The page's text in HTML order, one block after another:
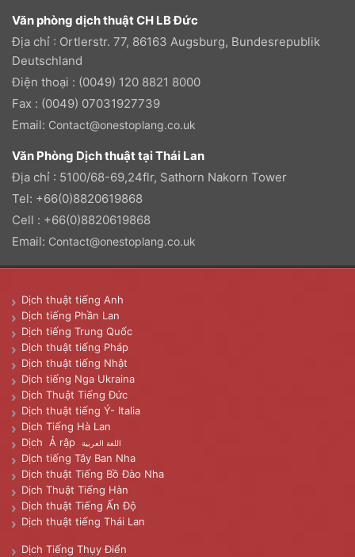
Văn phòng dịch thuật CH LB Đức
Địa chỉ : Ortlerstr. 77, 86163 Augsburg, Bundesrepublik
Deutschland
Điện thoại : (0049) 120 8821 8000
Fax : (0049) 07031927739
Email: Contact@onestoplang.co.uk
Văn Phòng Dịch thuật tại Thái Lan
Địa chỉ : 5100/68-69,24flr, Sathorn Nakorn Tower
Tel: +66(0)8820619868
Cell : +66(0)8820619868
Email: Contact@onestoplang.co.uk
Dịch thuật tiếng Anh
Dịch tiếng Phần Lan
Dịch tiếng Trung Quốc
Dịch thuật tiếng Pháp
Dịch thuật tiếng Nhật
Dịch tiếng Nga Ukraina
Dịch Thuật Tiếng Đức
Dịch thuật tiếng Ý- Italia
Dịch Tiếng Hà Lan
Dịch Ả rập
اللغة العربية
Dịch tiếng Tây Ban Nha
Dịch thuật Tiếng Bồ Đào Nha
Dịch Thuật Tiếng Hàn
Dịch thuật Tiếng Ấn Độ
Dịch thuật tiếng Thái Lan
Dịch Tiếng Thụy Điển